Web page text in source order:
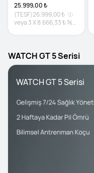
25.999,00 ₺
(TESF)26.999,00 ₺
veya 3X8.666,33 ₺%0
WATCH GT 5 Serisi
WATCH GT 5 Serisi